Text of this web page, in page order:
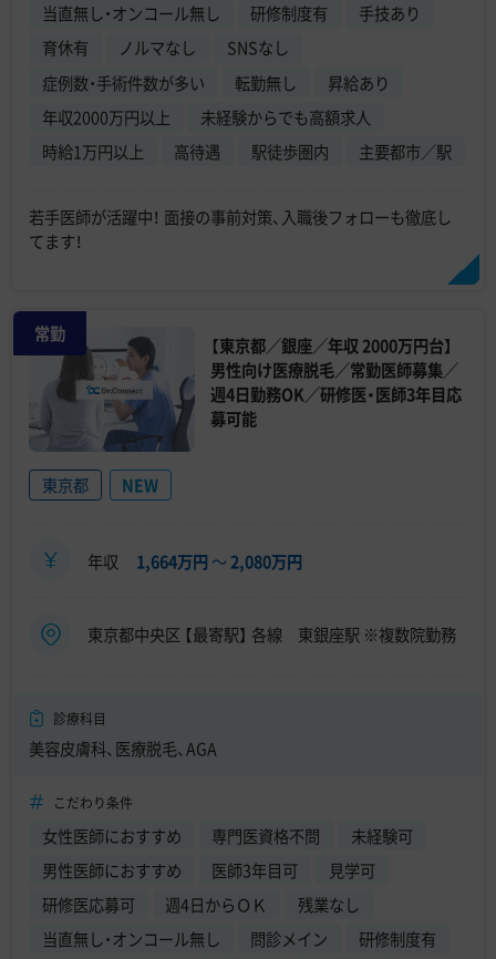
当直無し・オンコール無し
研修制度有
手技あり
育休有
ノルマなし
SNSなし
症例数・手術件数が多い
転勤無し
昇給あり
年収2000万円以上
未経験からでも高額求人
時給1万円以上
高待遇 駅徒歩圏内 主要都市／駅
若手医師が活躍中！ 面接の事前対策、入職後フォローも徹底し
てます！
常勤
【東京都／銀座／年収 2000万円台】
男性向け医療脱毛／常勤医師募集／
週4日勤務OK／研修医・医師3年目応
募可能
東京都 NEW
年収 1,664万円 〜2,080万円
東京都中央区 【最寄駅】 各線 東銀座駅 ※複数院勤務
診療科目
美容皮膚科、医療脱毛、AGA
こだわり条件
女性医師におすすめ 専門医資格不問
未経験可
男性医師におすすめ
医師3年目可
見学可
研修医応募可
週4日からＯＫ
残業なし
当直無し・オンコール無し
問診メイン 研修制度有